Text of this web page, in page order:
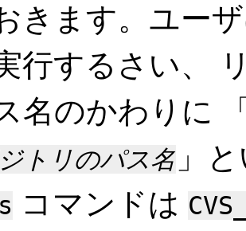
きます。ユー
行するさい、
名のかわりに
トリのパス名 」
コマンドは